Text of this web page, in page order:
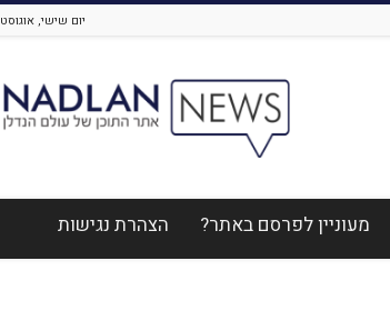
יום שישי, אוגוסט 7, 2026
Nadlan
News
מעוניין לפרסם באתר? הצהרת נגישות